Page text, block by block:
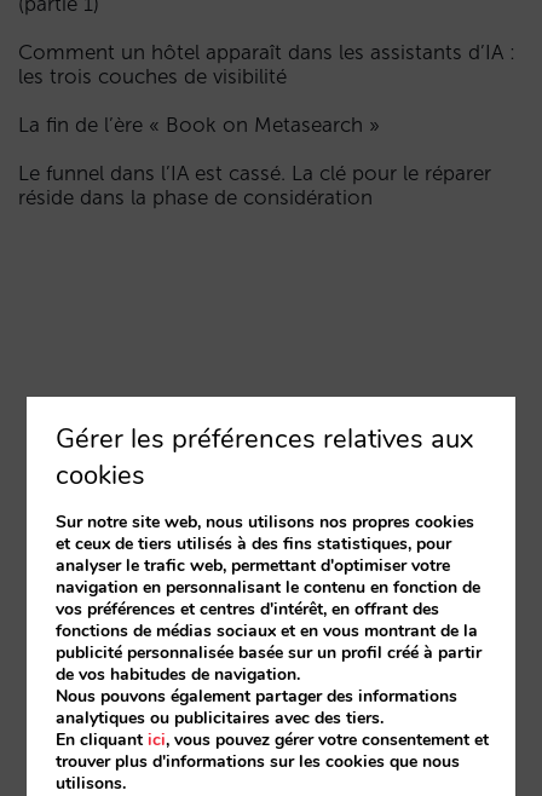
Comment un hôtel apparaît dans les assistants d’IA :
les trois couches de visibilité
La fin de l’ère « Book on Metasearch »
Le funnel dans l’IA est cassé. La clé pour le réparer
réside dans la phase de considération
Gérer les préférences relatives aux
cookies
Sur notre site web, nous utilisons nos propres cookies
et ceux de tiers utilisés à des fins statistiques, pour
analyser le trafic web, permettant d'optimiser votre
navigation en personnalisant le contenu en fonction de
vos préférences et centres d'intérêt, en offrant des
fonctions de médias sociaux et en vous montrant de la
publicité personnalisée basée sur un profil créé à partir
de vos habitudes de navigation.
Nous pouvons également partager des informations
analytiques ou publicitaires avec des tiers.
En cliquantici, vous pouvez gérer votre consentement et
trouver plus d'informations sur les cookies que nous
utilisons.